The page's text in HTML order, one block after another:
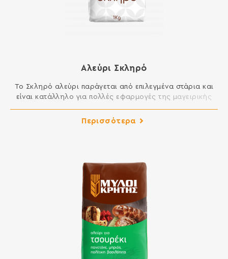
Αλεύρι Σκληρό
Το Σκληρό αλεύρι παράγεται από επιλεγμένα στάρια και
είναι κατάλληλο για πολλές εφαρμογές της μαγειρικής
ανοίγετε άψογα φύλλο, ενώ είναι κατάλληλο για
Περισσότερα